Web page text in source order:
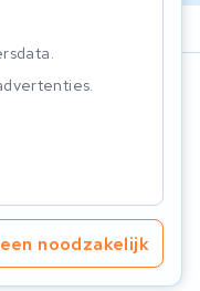
noodzakelijk